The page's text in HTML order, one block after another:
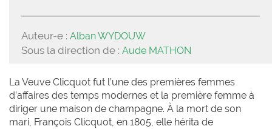
Auteur-e : Alban WYDOUW
Sous la direction de : Aude MATHON
La Veuve Clicquot fut l’une des premières femmes
d’affaires des temps modernes et la première femme à
diriger une maison de champagne. À la mort de son
mari, François Clicquot, en 1805, elle hérita de